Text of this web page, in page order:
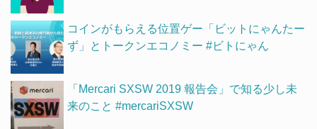
コインがもらえる位置ゲー「ビットにゃんたー
ず」とトークンエコノミー #ビトにゃん
「Mercari SXSW 2019 報告会」で知る少し未
来のこと #mercariSXSW